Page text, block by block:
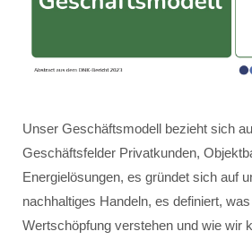
Unser Geschäftsmodell bezieht sich
Geschäftsfelder Privatkunden,
Energielösungen, es gründet sich auf
nachhaltiges Handeln, es definiert,
Wertschöpfung verstehen und wie wir